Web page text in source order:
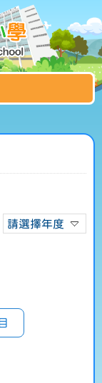
請選擇年度